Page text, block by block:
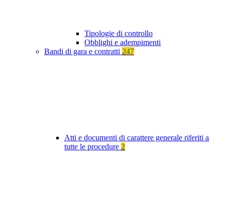
Tipologie di controllo
Obblighi e adempimenti
Bandi di gara e contratti 247
Atti e documenti di carattere generale riferiti a
tutte le procedure 2